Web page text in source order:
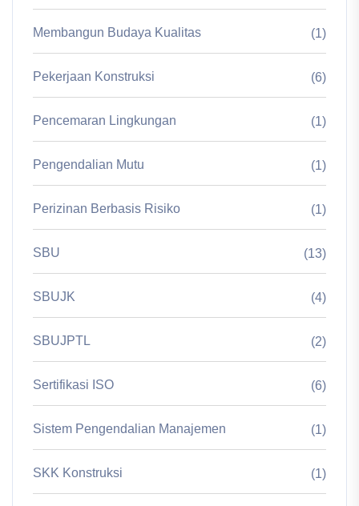
Membangun Budaya Kualitas (1)
Pekerjaan Konstruksi (6)
Pencemaran Lingkungan (1)
Pengendalian Mutu (1)
Perizinan Berbasis Risiko (1)
SBU (13)
SBUJK (4)
SBUJPTL (2)
Sertifikasi ISO (6)
Sistem Pengendalian Manajemen (1)
SKK Konstruksi (1)